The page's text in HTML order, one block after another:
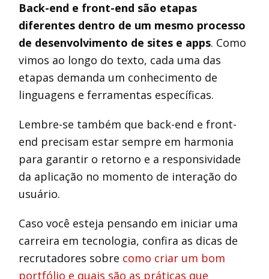
Back-end e front-end são etapas
diferentes dentro de um mesmo processo
de desenvolvimento de sites e apps. Como
vimos ao longo do texto, cada uma das
etapas demanda um conhecimento de
linguagens e ferramentas específicas.
Lembre-se também que back-end e front-
end precisam estar sempre em harmonia
para garantir o retorno e a responsividade
da aplicação no momento de interação do
usuário.
Caso você esteja pensando em iniciar uma
carreira em tecnologia, confira as dicas de
recrutadores sobre como criar um bom
portfólio e quais são as práticas que